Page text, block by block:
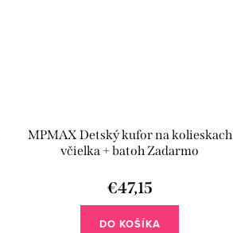
MPMAX Detský kufor na kolieskach
včielka + batoh Zadarmo
€47,15
DO KOŠÍKA